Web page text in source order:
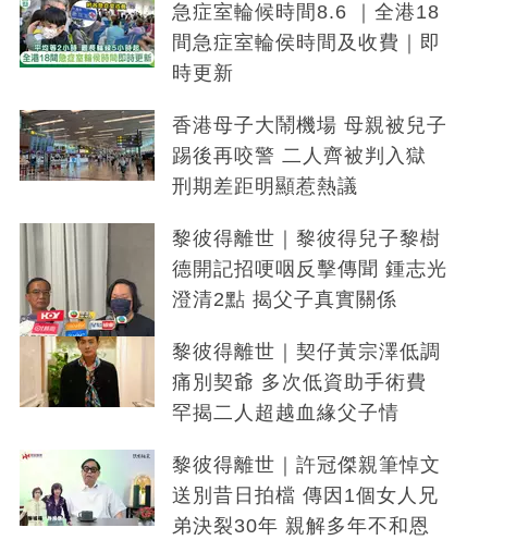
急症室輪候時間8.6 ｜全港18
間急症室輪侯時間及收費｜即
時更新
香港母子大鬧機場 母親被兒子
踢後再咬警 二人齊被判入獄
刑期差距明顯惹熱議
黎彼得離世｜黎彼得兒子黎樹
德開記招哽咽反擊傳聞 鍾志光
澄清2點 揭父子真實關係
黎彼得離世｜契仔黃宗澤低調
痛別契爺 多次低資助手術費
罕揭二人超越血緣父子情
黎彼得離世｜許冠傑親筆悼文
送別昔日拍檔 傳因1個女人兄
弟決裂30年 親解多年不和恩